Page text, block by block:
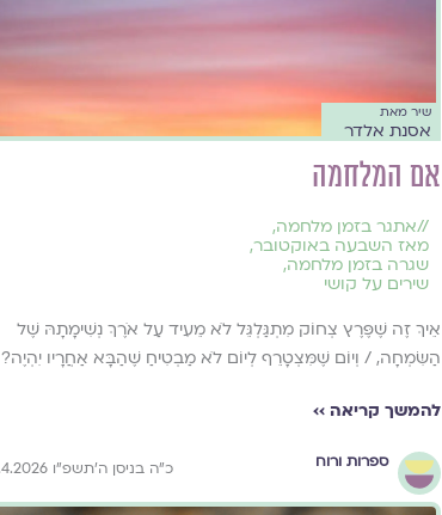
שיר מאת
אסנת אלדר
אם המלחמה
//אתגר בזמן מלחמה,
מאז השבעה באוקטובר,
שגרה בזמן מלחמה,
שירים על קושי
אֵיךְ זֶה שֶׁפֶּרֶץ צְחוֹק מִתְגַּלְגֵּל לֹא מֵעִיד עַל אֹרֶךְ נְשִׁימָתָהּ שֶׁל
הַשִּׂמְחָה, / וְיוֹם שֶׁמִּצְטָרֵף לְיוֹם לֹא מַבְטִיחַ שֶׁהַבָּא אַחֲרָיו יִהְיֶה?
להמשך קריאה ››
ספרות ורוח כ״ה בניסן ה׳תשפ״ו 12.4.2026